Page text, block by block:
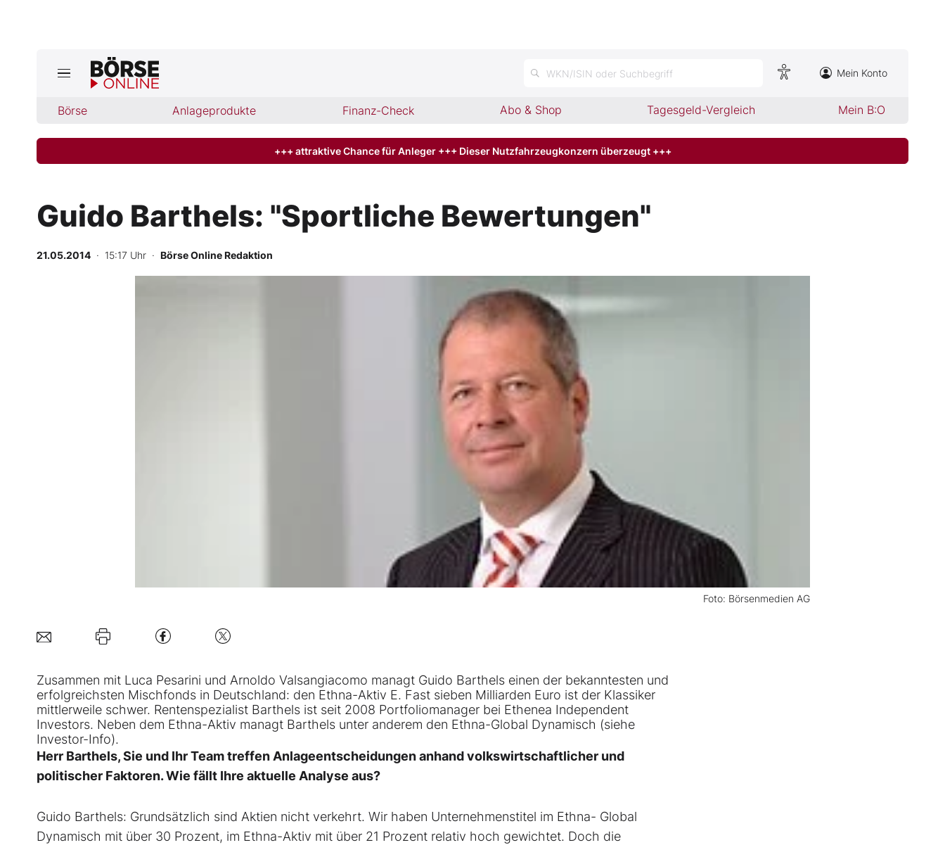
WKN/ISIN oder Suchbegriff Mein Konto
Börse Anlageprodukte Finanz-Check Abo & Shop Tagesgeld-Vergleich Mein B:O
Börse
Abo & Shop
BO-Musterdepots
+++ attraktive Chance für Anleger +++ Dieser Nutzfahrzeugkonzern überzeugt +++
Guido Barthels: "Sportliche Bewertungen"
21.05.2014 · 15:17 Uhr · Börse Online Redaktion
Foto: Börsenmedien AG
Zusammen mit Luca Pesarini und Arnoldo Valsangiacomo managt Guido Barthels einen der bekanntesten und
erfolgreichsten Mischfonds in Deutschland: den Ethna-Aktiv E. Fast sieben Milliarden Euro ist der Klassiker
mittlerweile schwer. Rentenspezialist Barthels ist seit 2008 Portfoliomanager bei Ethenea Independent
Investors. Neben dem Ethna-Aktiv managt Barthels unter anderem den Ethna-Global Dynamisch (siehe
Investor-Info).
Herr Barthels, Sie und Ihr Team treffen Anlageentscheidungen anhand volkswirtschaftlicher und
politischer Faktoren. Wie fällt Ihre aktuelle Analyse aus?
Guido Barthels: Grundsätzlich sind Aktien nicht verkehrt. Wir haben Unternehmenstitel im Ethna- Global
Dynamisch mit über 30 Prozent, im Ethna-Aktiv mit über 21 Prozent relativ hoch gewichtet. Doch die